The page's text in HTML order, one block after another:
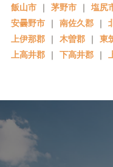
飯山市 ｜ 茅野市 ｜ 塩尻
安曇野市 ｜ 南佐久郡 ｜
上伊那郡 ｜ 木曽郡 ｜ 東
上高井郡 ｜ 下高井郡 ｜